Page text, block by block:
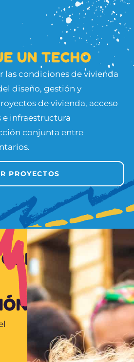
E UN TECHO
las condiciones de vivienda
diseño, gestión y
de vivienda, acceso
e infraestructura
conjunta entre
PROYECTOS
2020